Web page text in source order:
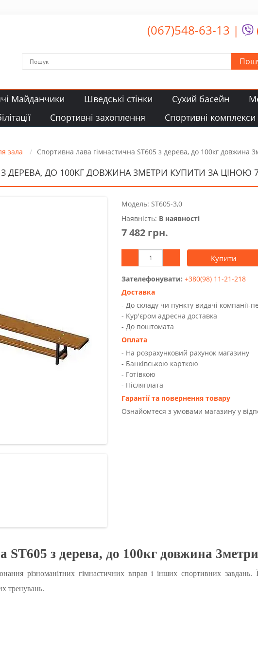
(067)548-63-13 |
Майданчики Шведські стінки Сухий басейн
Спортивні захоплення Спортивні комплекси
зала Спортивна лава гімнастична ST605 з дерева, до 100кг довжина
ДЕРЕВА, ДО 100КГ ДОВЖИНА 3МЕТРИ КУПИТИ ЗА ЦІНОЮ
Модель: ST605-3,0
Наявність: В наявності
7 482 грн.
Купити
Зателефонувати: +380(98) 11-21-218
Доставка
- До складу чи пункту видачі компанії-
- Kур'єром адресна доставка
- До поштомата
Оплата
- На розрахунковий рахунок магазину
- Банківською карткою
- Готівкою
- Післяплата
Гарантії та повернення товару
Ознайомтеся з умовами магазину у
ST605 з дерева, до 100кг довжина 3метри
різноманітних гімнастичних вправ і інших спортивних завдань.
тренувань.